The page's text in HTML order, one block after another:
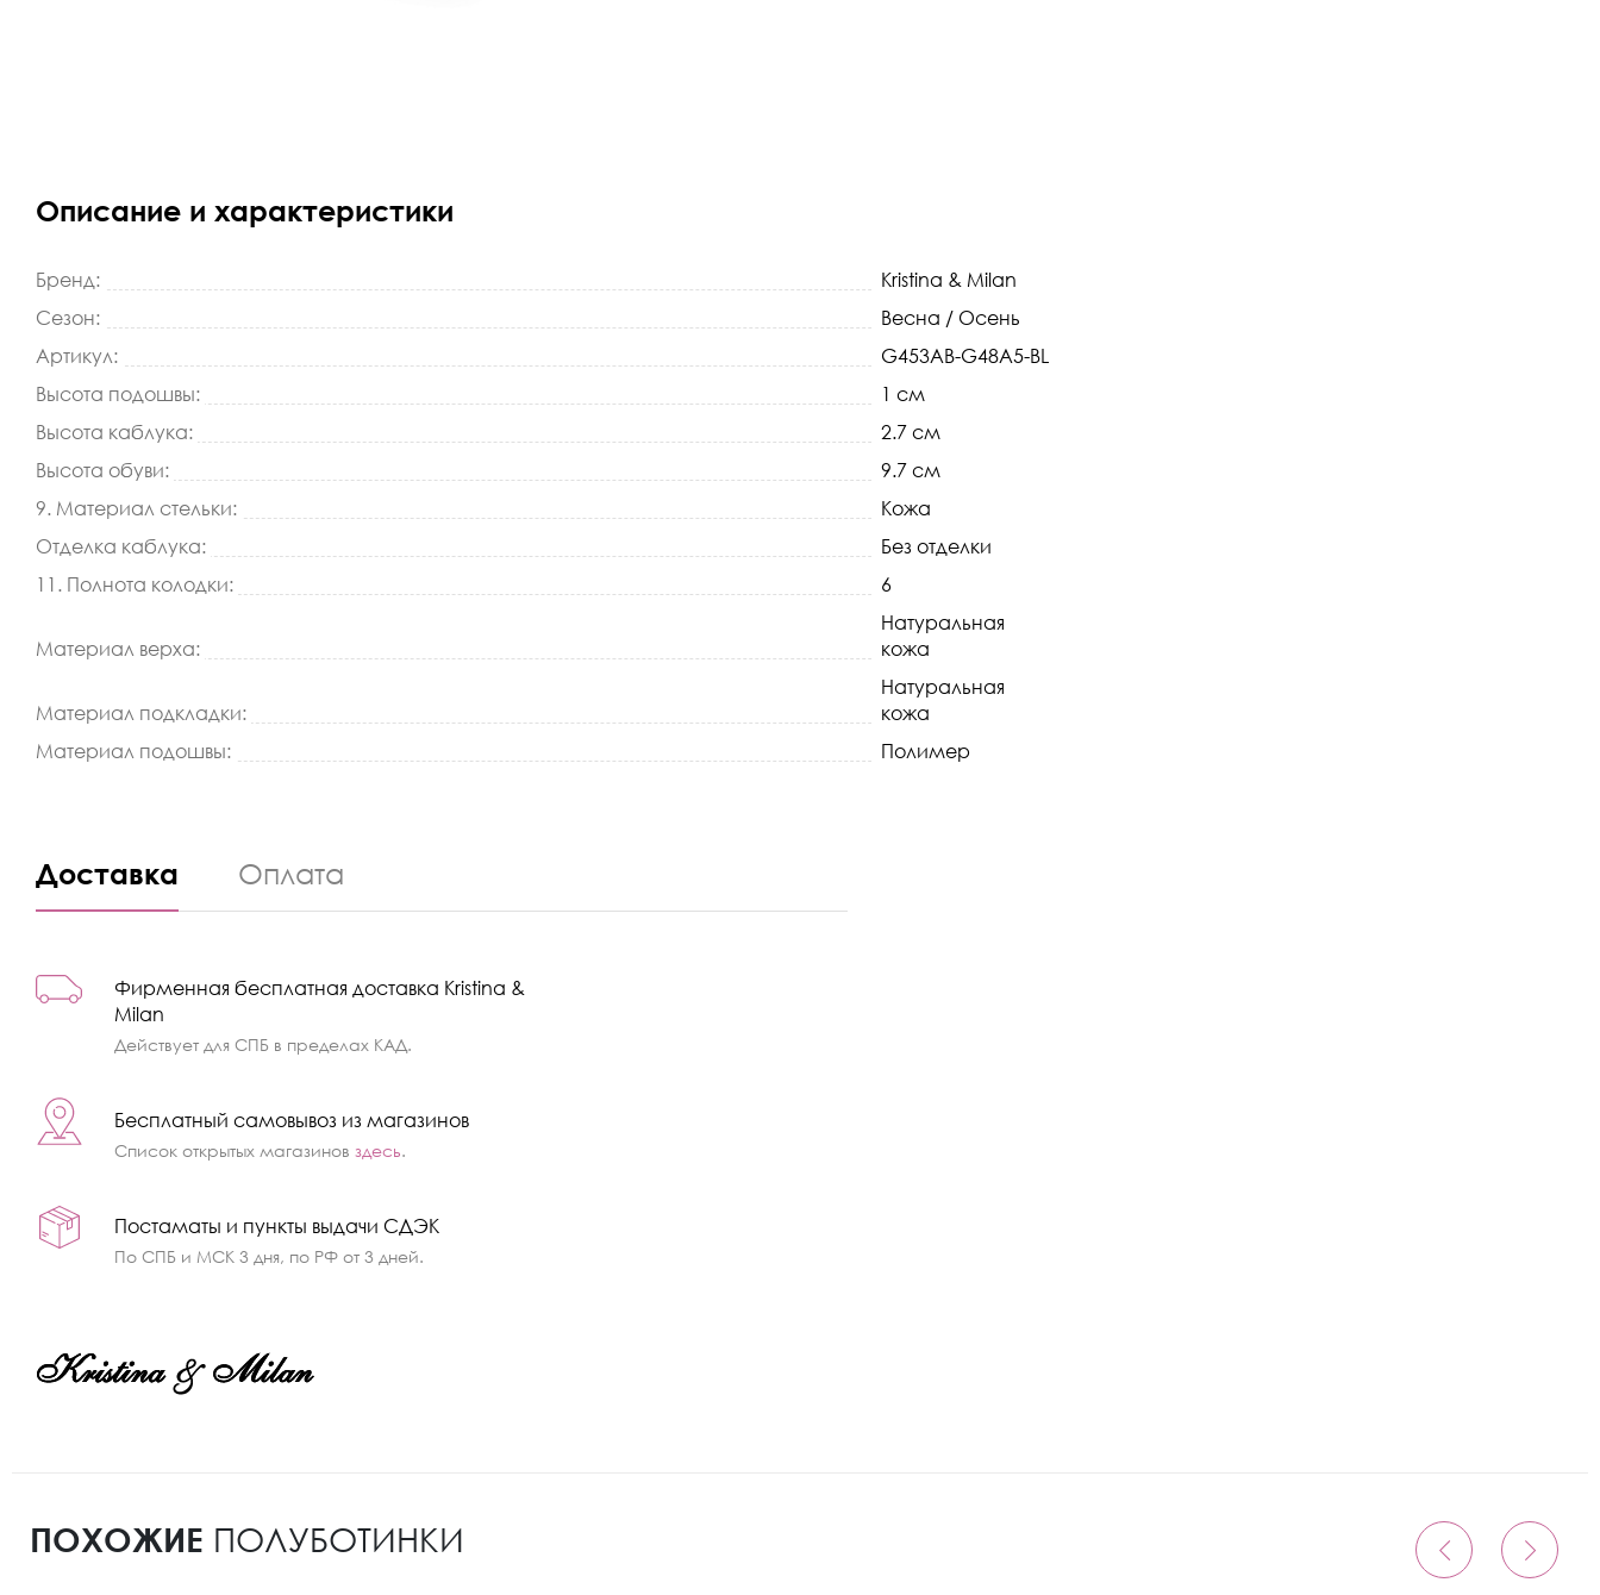
Описание и характеристики
Бренд:
Kristina & Milan
Сезон:
Весна / Осень
Артикул:
G453AB-G48A5-BL
Высота подошвы:
1 см
Высота каблука:
2.7 см
Высота обуви:
9.7 см
9. Материал стельки:
Кожа
Отделка каблука:
Без отделки
11. Полнота колодки:
6
Материал верха:
Натуральная
кожа
Материал подкладки:
Натуральная
кожа
Материал подошвы:
Полимер
Доставка Оплата
Фирменная бесплатная доставка Kristina &
Milan
Действует для СПБ в пределах КАД.
Бесплатный самовывоз из магазинов
Список открытых магазиновздесь.
Постаматы и пункты выдачи СДЭК
По СПБ и МСК 3 дня, по РФ от 3 дней.
ПОХОЖИЕ ПОЛУБОТИНКИ